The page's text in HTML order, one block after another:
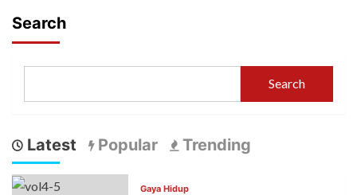
Search
Search
Latest Popular Trending
Gaya Hidup